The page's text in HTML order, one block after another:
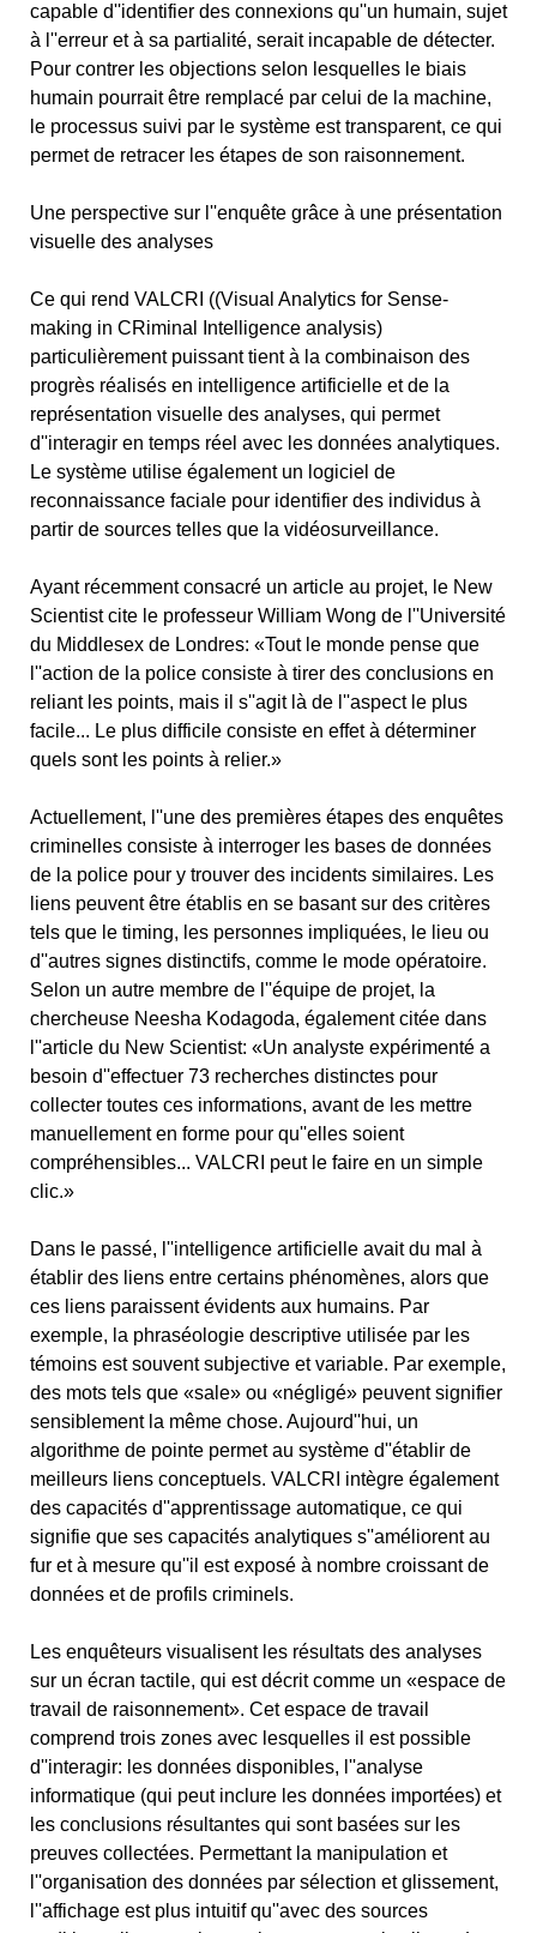
capable d''identifier des connexions qu''un humain, sujet
à l''erreur et à sa partialité, serait incapable de détecter.
Pour contrer les objections selon lesquelles le biais
humain pourrait être remplacé par celui de la machine,
le processus suivi par le système est transparent, ce qui
permet de retracer les étapes de son raisonnement.
Une perspective sur l''enquête grâce à une présentation
visuelle des analyses
Ce qui rend VALCRI ((Visual Analytics for Sense-
making in CRiminal Intelligence analysis)
particulièrement puissant tient à la combinaison des
progrès réalisés en intelligence artificielle et de la
représentation visuelle des analyses, qui permet
d''interagir en temps réel avec les données analytiques.
Le système utilise également un logiciel de
reconnaissance faciale pour identifier des individus à
partir de sources telles que la vidéosurveillance.
Ayant récemment consacré un article au projet, le New
Scientist cite le professeur William Wong de l''Université
du Middlesex de Londres: «Tout le monde pense que
l''action de la police consiste à tirer des conclusions en
reliant les points, mais il s''agit là de l''aspect le plus
facile... Le plus difficile consiste en effet à déterminer
quels sont les points à relier.»
Actuellement, l''une des premières étapes des enquêtes
criminelles consiste à interroger les bases de données
de la police pour y trouver des incidents similaires. Les
liens peuvent être établis en se basant sur des critères
tels que le timing, les personnes impliquées, le lieu ou
d''autres signes distinctifs, comme le mode opératoire.
Selon un autre membre de l''équipe de projet, la
chercheuse Neesha Kodagoda, également citée dans
l''article du New Scientist: «Un analyste expérimenté a
besoin d''effectuer 73 recherches distinctes pour
collecter toutes ces informations, avant de les mettre
manuellement en forme pour qu''elles soient
compréhensibles... VALCRI peut le faire en un simple
clic.»
Dans le passé, l''intelligence artificielle avait du mal à
établir des liens entre certains phénomènes, alors que
ces liens paraissent évidents aux humains. Par
exemple, la phraséologie descriptive utilisée par les
témoins est souvent subjective et variable. Par exemple,
des mots tels que «sale» ou «négligé» peuvent signifier
sensiblement la même chose. Aujourd''hui, un
algorithme de pointe permet au système d''établir de
meilleurs liens conceptuels. VALCRI intègre également
des capacités d''apprentissage automatique, ce qui
signifie que ses capacités analytiques s''améliorent au
fur et à mesure qu''il est exposé à nombre croissant de
données et de profils criminels.
Les enquêteurs visualisent les résultats des analyses
sur un écran tactile, qui est décrit comme un «espace de
travail de raisonnement». Cet espace de travail
comprend trois zones avec lesquelles il est possible
d''interagir: les données disponibles, l''analyse
informatique (qui peut inclure les données importées) et
les conclusions résultantes qui sont basées sur les
preuves collectées. Permettant la manipulation et
l''organisation des données par sélection et glissement,
l''affichage est plus intuitif qu''avec des sources